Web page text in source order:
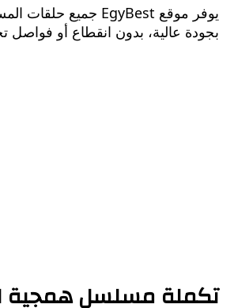
بجودة عالية، بدون انقطاع أو فواصل
تكملة مسلسل همجية